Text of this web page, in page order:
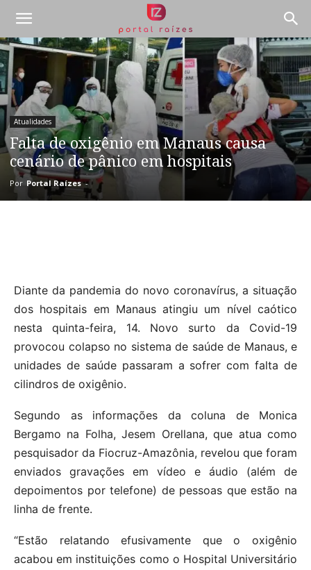
Atualidades
Falta de oxigênio em Manaus causa
cenário de pânico em hospitais
Por Portal Raízes -
Diante da pandemia do novo coronavírus, a situação
dos hospitais em Manaus atingiu um nível caótico
nesta quinta-feira, 14. Novo surto da Covid-19
provocou colapso no sistema de saúde de Manaus, e
unidades de saúde passaram a sofrer com falta de
cilindros de oxigênio.
Segundo as informações da coluna de Monica
Bergamo na Folha, Jesem Orellana, que atua como
pesquisador da Fiocruz-Amazônia, revelou que foram
enviados gravações em vídeo e áudio (além de
depoimentos por telefone) de pessoas que estão na
linha de frente.
“Estão relatando efusivamente que o oxigênio
acabou em instituições como o Hospital Universitário